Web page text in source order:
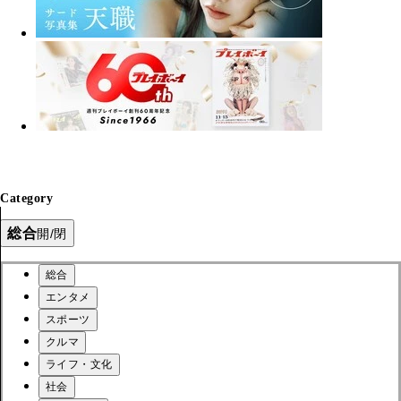
Category
総合開/閉
総合
エンタメ
スポーツ
クルマ
ライフ・文化
社会